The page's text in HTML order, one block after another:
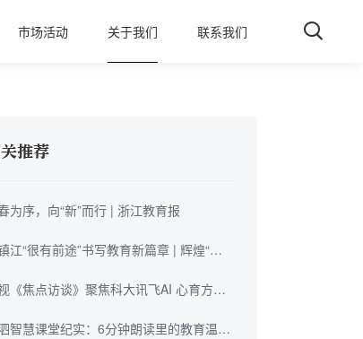
市场活动 关于我们 联系我们
推荐
为序，向“新”而行 | 浙江教育报
江“很有前途”书写教育新篇章 | 辉煌“十
《焦点访谈》聚焦科大讯飞AI 心育方
智慧课堂纪实：6分钟朗读里的教育温